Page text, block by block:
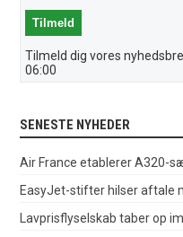
Tilmeld dig vores
06:00
SENESTE NYHEDER
Air France etablerer A320-
EasyJet-stifter hilser aftale
Lavprisflyselskab taber op